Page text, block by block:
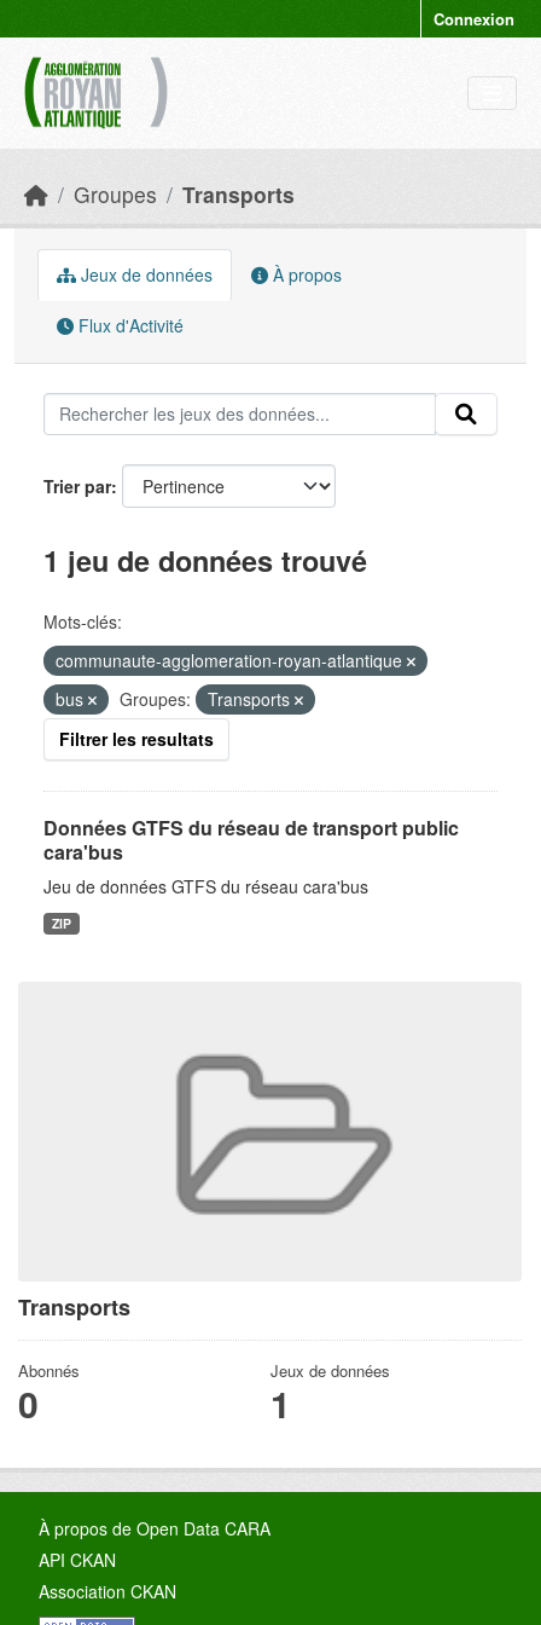
Connexion
Groupes Transports
Transports
Abonnés
0
Jeux de données
1
Jeux de données À propos
Flux d'Activité
Trier par
1 jeu de données trouvé
Mots-clés:
communaute-agglomeration-royan-atlantique
bus
Groupes:
Transports
Filtrer les resultats
Données GTFS du réseau de transport public
cara'bus
Jeu de données GTFS du réseau cara'bus
ZIP
À propos de Open Data CARA
API CKAN
Association CKAN